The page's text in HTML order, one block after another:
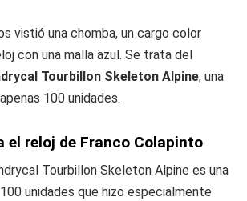
vistió una chomba, un cargo color
con una malla azul. Se trata del
Tourbillon Skeleton Alpine, una
100 unidades.
el reloj de Franco Colapinto
Tourbillon Skeleton Alpine es una
unidades que hizo especialmente